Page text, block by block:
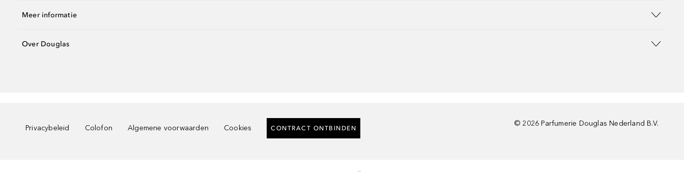
Meer informatie
Over Douglas
Privacybeleid Colofon Algemene voorwaarden Cookies CONTRACT ONTBINDEN
© 2026 Parfumerie Douglas Nederland B.V.